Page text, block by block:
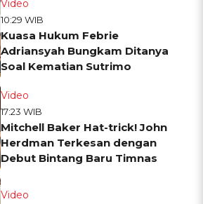
Video
10:29 WIB
Kuasa Hukum Febrie
Adriansyah Bungkam Ditanya
Soal Kematian Sutrimo
Video
17:23 WIB
Mitchell Baker Hat-trick! John
Herdman Terkesan dengan
Debut Bintang Baru Timnas
Video